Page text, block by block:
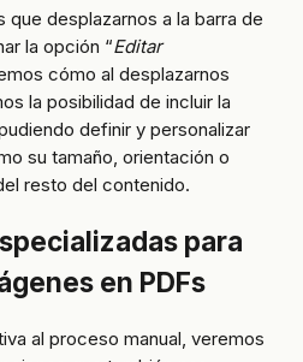
desplazarnos a la barra de
la opción “Editar
cómo al desplazarnos
la posibilidad de incluir la
definir y personalizar
su tamaño, orientación o
resto del contenido.
para
en PDFs
al proceso manual, veremos